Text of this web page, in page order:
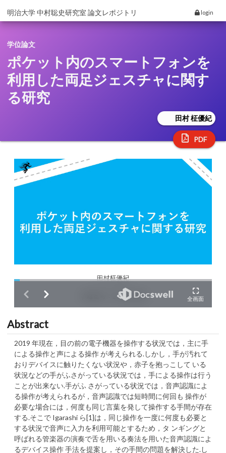
明治大学 中村聡史研究室 論文レポジトリ login
学位論文
ポケット内のスマートフォンを
利用した両足ジェスチャに関す
る研究
田村 柾優紀
PDF
Abstract
2019 年現在，目の前の電子機器を操作する状況では，主に手
による操作と声による操作 が考えられる.しかし，手が汚れて
おりデバイスに触りたくない状況や，赤子を抱っこして いる
状況などの手がふさがっている状況では，手による操作は行う
ことが出来ない.手がふ さがっている状況では，音声認識によ
る操作が考えられるが，音声認識では短時間に何回も 操作が
必要な場合には，何度も同じ言葉を発して操作する手間が存在
する.そこで Igarashi ら[1]は，同じ操作を一度に何度も必要と
する状況で音声に入力を利用可能とするため，タ ンギングと
呼ばれる管楽器の演奏で舌を用いる奏法を用いた音声認識によ
るデバイス操作 手法を提案し，その手間の問題を解決した.し